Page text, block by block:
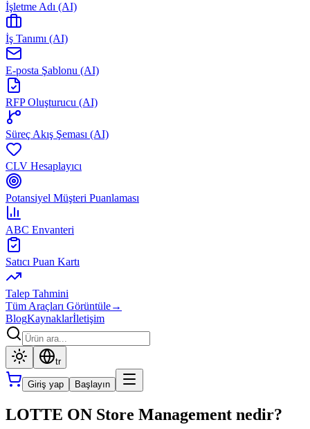
İşletme Adı (AI)
İş Tanımı (AI)
E-posta Şablonu (AI)
RFP Oluşturucu (AI)
Süreç Akış Şeması (AI)
CLV Hesaplayıcı
Potansiyel Müşteri Puanlaması
ABC Envanteri
Satıcı Puan Kartı
Talep Tahmini
Tüm Araçları Görüntüle→
BlogKaynaklarİletişim
tr
Giriş yap Başlayın
LOTTE ON Store Management nedir?